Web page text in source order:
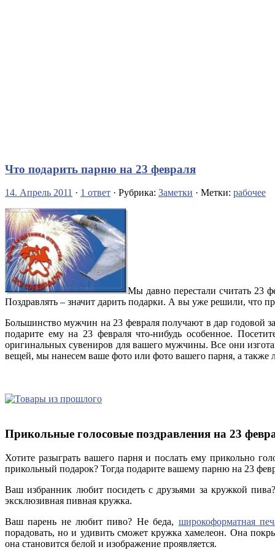
Что подарить парню на 23 февраля
14. Апрель 2011 · 1 ответ · Рубрика: Заметки · Метки: рабочее
Мы давно перестали считать 23
Поздравлять – значит дарить подарки. А вы уже решили, что
Большинство мужчин на 23 февраля получают в дар годовой
подарите ему на 23 февраля что-нибудь особенное.
оригинальных сувениров для вашего мужчины. Все они
вещей, мы нанесем ваше фото или фото вашего парня, а также
Прикольные голосовые поздравления на 23
Хотите разыграть вашего парня и послать ему прикольно
прикольный подарок? Тогда подарите вашему парню на 23
Ваш избранник любит посидеть с друзьями за кружкой
эксклюзивная пивная кружка.
Ваш парень не любит пиво? Не беда, широкоформатная
порадовать, но и удивить сможет кружка хамелеон. Она
она становится белой и изображение проявляется.